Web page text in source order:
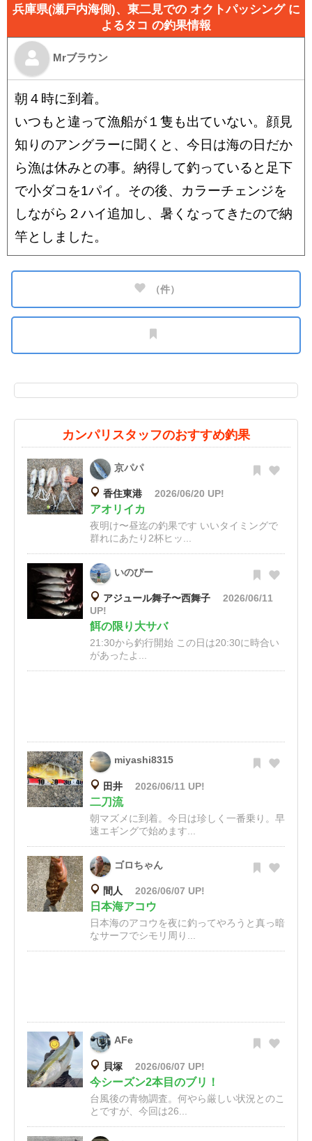
兵庫県(瀬戸内海側)、東二見での オクトパッシング に
よるタコ の釣果情報
Mrブラウン
朝４時に到着。
いつもと違って漁船が１隻も出ていない。顔見
知りのアングラーに聞くと、今日は海の日だか
ら漁は休みとの事。納得して釣っていると足下
で小ダコを1パイ。その後、カラーチェンジを
しながら２ハイ追加し、暑くなってきたので納
竿としました。
（件）
カンパリスタッフのおすすめ釣果
京パパ
香住東港 2026/06/20 UP!
アオリイカ
夜明け〜昼迄の釣果です いいタイミングで
群れにあたり2杯ヒッ...
いのぴー
アジュール舞子〜西舞子
2026/06/11
UP!
餌の限り大サバ
21:30から釣行開始 この日は20:30に時合い
があったよ...
miyashi8315
田井 2026/06/11 UP!
二刀流
朝マズメに到着。今日は珍しく一番乗り。早
速エギングで始めます...
ゴロちゃん
間人 2026/06/07 UP!
日本海アコウ
日本海のアコウを夜に釣ってやろうと真っ暗
なサーフでシモリ周り...
AFe
貝塚 2026/06/07 UP!
今シーズン2本目のブリ！
台風後の青物調査。何やら厳しい状況とのこ
とですが、今回は26...